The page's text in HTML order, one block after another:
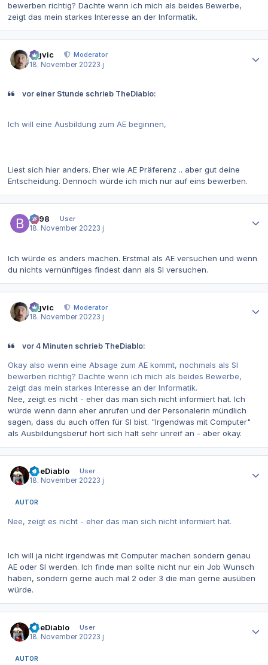
bewerben richtig? Dachte wenn ich mich als beides Bewerbe,
zeigt das mein starkes Interesse an der Informatik.
bigvic
Moderator
18. November 20223 j
vor einer Stunde schrieb TheDiablo:
Ich will eine Ausbildung zum AE beginnen,
Liest sich hier anders. Eher wie AE Präferenz .. aber gut deine
Entscheidung. Dennoch würde ich mich nur auf eins bewerben.
be98
User
18. November 20223 j
Ich würde es anders machen. Erstmal als AE versuchen und wenn
du nichts vernünftiges findest dann als SI versuchen.
bigvic
Moderator
18. November 20223 j
vor 4 Minuten schrieb TheDiablo:
Okay also wenn eine Absage zum AE kommt, nochmals als SI
bewerben richtig? Dachte wenn ich mich als beides Bewerbe,
zeigt das mein starkes Interesse an der Informatik.
Nee, zeigt es nicht - eher das man sich nicht informiert hat. Ich
würde wenn dann eher anrufen und der Personalerin mündlich
sagen, dass du auch offen für SI bist. "Irgendwas mit Computer"
als Ausbildungsberuf hört sich halt sehr unreif an - aber okay.
TheDiablo
User
18. November 20223 j
AUTOR
Nee, zeigt es nicht - eher das man sich nicht informiert hat.
Ich will ja nicht irgendwas mit Computer machen sondern genau
AE oder SI werden. Ich finde man sollte nicht nur ein Job Wunsch
haben, sondern gerne auch mal 2 oder 3 die man gerne ausüben
würde.
TheDiablo
User
18. November 20223 j
AUTOR